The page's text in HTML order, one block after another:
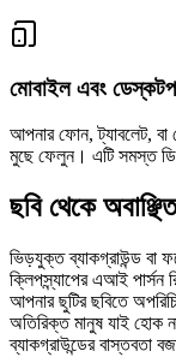
মোবাইল এবং
আপনার ফোন, ট্যাবলেট,
মুছে ফেলুন। এটি সমস্ত
ছবি থেকে
ভিড়যুক্ত ব্যাকগ্রাউন্ড বা
ক্লিপস্ন্যাপের এআই পার্সন
আপনার ছুটির ছবিতে
অতিরিক্ত মানুষ যাই হোক
ব্যাকগ্রাউন্ডের বাস্তবতা